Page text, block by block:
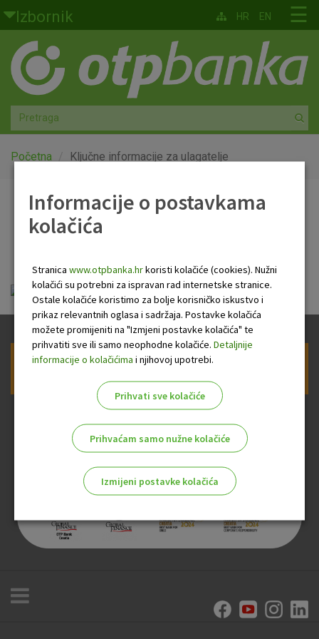
Skoči na glavni sadržaj
Izbornik
Građani
Privatno bankarstvo
Agro
Mala poduzeća i obrtnici
Globalna tržišta
O nama
☰
HR EN
Početna Ključne informacije za ulagatelje
Ključne informacije za
PRIIP E-Start.pdf
Prijava na newsletter OTP banke
Informacije o postavkama
kolačića
Stranica www.otpbanka.hrkoristi kolačiće (cookies). Nužni
kolačići su potrebni za ispravan rad internetske stranice.
Ostale kolačiće koristimo za bolje korisničko iskustvo i
prikaz relevantnih oglasa i sadržaja. Postavke kolačića
možete promijeniti na "Izmjeni postavke kolačića" te
prihvatiti sve ili samo neophodne kolačiće. Detaljnije
informacije o kolačićima i njihovoj upotrebi.
Prihvati sve kolačiće
Prihvaćam samo nužne kolačiće
Izmijeni postavke kolačića